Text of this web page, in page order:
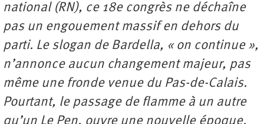
national (RN), ce 18e congrès ne déchaîne
pas un engouement massif en dehors du
parti. Le slogan de Bardella, « on continue »,
n’annonce aucun changement majeur, pas
même une fronde venue du Pas-de-Calais.
Pourtant, le passage de flamme à un autre
qu’un Le Pen, ouvre une nouvelle époque.